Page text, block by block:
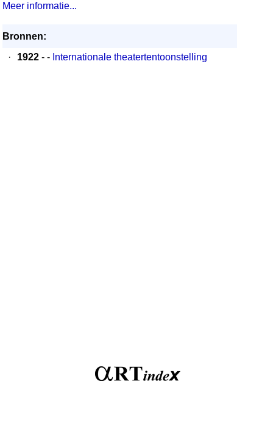
Meer informatie...
Bronnen:
·
1922 - - Internationale theatertentoonstelling